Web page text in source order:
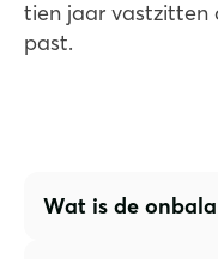
tien jaar vastzitten
past.
Wat is de